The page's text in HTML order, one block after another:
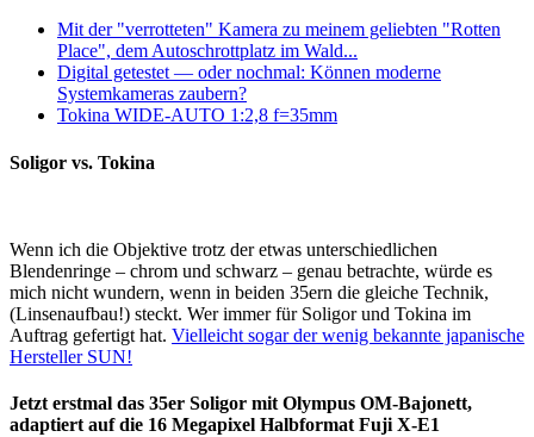
Mit der "verrotteten" Kamera zu meinem geliebten "Rotten
Place", dem Autoschrottplatz im Wald...
Digital getestet — oder nochmal: Können moderne
Systemkameras zaubern?
Tokina WIDE-AUTO 1:2,8 f=35mm
Soligor vs. Tokina
Wenn ich die Objektive trotz der etwas unterschiedlichen
Blendenringe – chrom und schwarz – genau betrachte, würde es
mich nicht wundern, wenn in beiden 35ern die gleiche Technik,
(Linsenaufbau!) steckt. Wer immer für Soligor und Tokina im
Auftrag gefertigt hat. Vielleicht sogar der wenig bekannte japanische
Hersteller SUN!
Jetzt erstmal das 35er Soligor mit Olympus OM-Bajonett,
adaptiert auf die 16 Megapixel Halbformat Fuji X-E1